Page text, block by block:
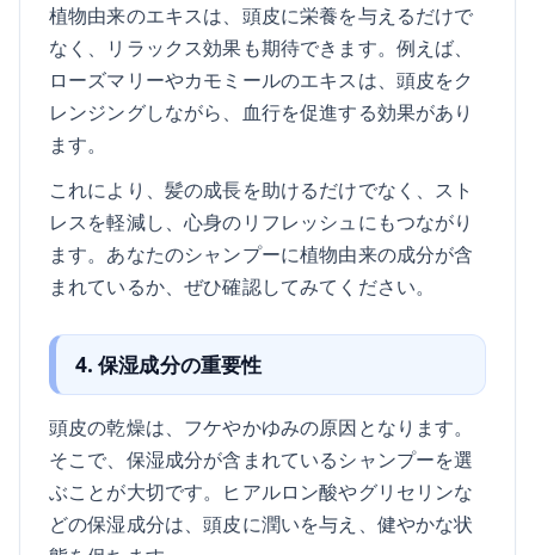
植物由来のエキスは、頭皮に栄養を与えるだけで
なく、リラックス効果も期待できます。例えば、
ローズマリーやカモミールのエキスは、頭皮をク
レンジングしながら、血行を促進する効果があり
ます。
これにより、髪の成長を助けるだけでなく、スト
レスを軽減し、心身のリフレッシュにもつながり
ます。あなたのシャンプーに植物由来の成分が含
まれているか、ぜひ確認してみてください。
4. 保湿成分の重要性
頭皮の乾燥は、フケやかゆみの原因となります。
そこで、保湿成分が含まれているシャンプーを選
ぶことが大切です。ヒアルロン酸やグリセリンな
どの保湿成分は、頭皮に潤いを与え、健やかな状